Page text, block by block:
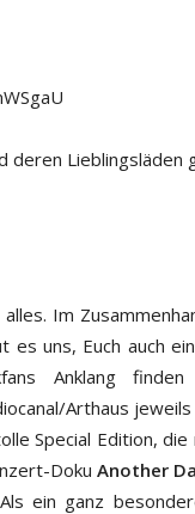
deren Lieblingsläden
Im
es uns, Euch auch
Anklang
Arthaus
Special Edition,
DokuAnother
ein ganz